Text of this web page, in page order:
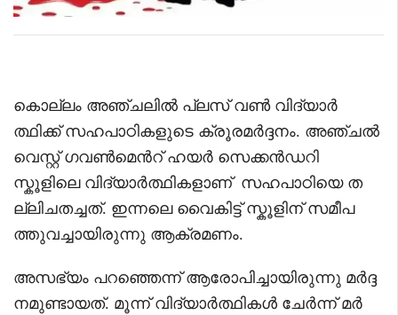
കൊല്ലം അഞ്ചലിൽ പ്ലസ് വൺ വിദ്യാർ
ത്ഥിക്ക് സഹപാഠികളുടെ ക്രൂരമർദ്ദനം. അഞ്ചൽ
വെസ്റ്റ് ഗവൺമെന്‍റ് ഹയർ സെക്കൻഡറി
സ്കൂളിലെ വിദ്യാർത്ഥികളാണ് സഹപാഠിയെ ത
ല്ലിചതച്ചത്. ഇന്നലെ വൈകിട്ട് സ്കൂളിന് സമീപ
ത്തുവച്ചായിരുന്നു ആക്രമണം.
അസഭ്യം പറഞ്ഞെന്ന് ആരോപിച്ചായിരുന്നു മർദ്ദ
നമുണ്ടായത്. മൂന്ന് വിദ്യാർത്ഥികൾ ചേർന്ന് മർ